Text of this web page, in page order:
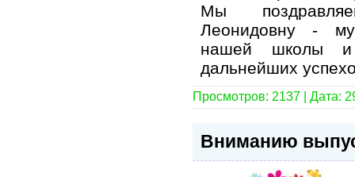
Мы
Леонидовну -
нашей школы
дальнейших
Просмотров: 2137 | Дата:
Вниманию